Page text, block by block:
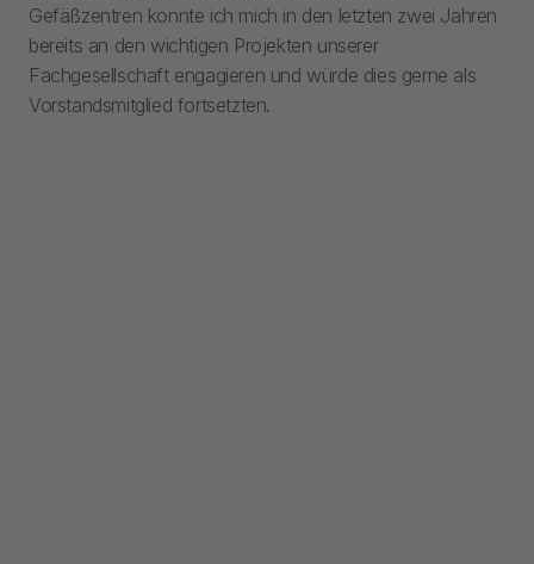
Gefäßzentren konnte ich mich in den letzten zwei Jahren
bereits an den wichtigen Projekten unserer
Fachgesellschaft engagieren und würde dies gerne als
Vorstandsmitglied fortsetzten.